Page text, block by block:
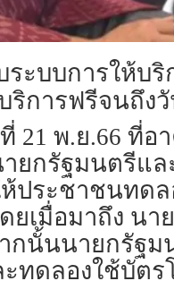
ระบบการให้บ
การฟรีจนถึงวั
ที่ 21 พ.ย.66
ยกรัฐมนตรีแ
ห้ประชาชนทด
ยเมื่อมาถึง น
กนั้นนายกรัฐม
ทดลองใช้บัตร